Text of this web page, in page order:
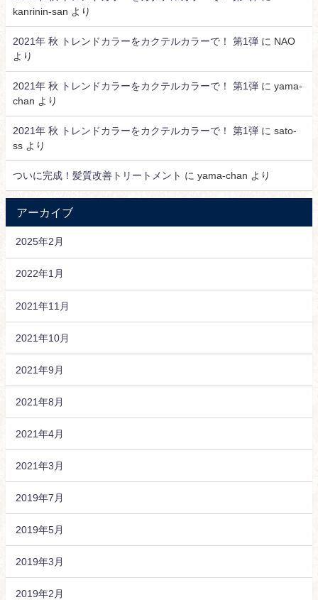
kanrinin-san より
2021年 秋 トレンドカラーをカクテルカラーで！ 第1弾 に NAO
より
2021年 秋 トレンドカラーをカクテルカラーで！ 第1弾 に yama-
chan より
2021年 秋 トレンドカラーをカクテルカラーで！ 第1弾 に sato-
ss より
ついに完成！髪質改善トリートメント に yama-chan より
アーカイブ
2025年2月
2022年1月
2021年11月
2021年10月
2021年9月
2021年8月
2021年4月
2021年3月
2019年7月
2019年5月
2019年3月
2019年2月